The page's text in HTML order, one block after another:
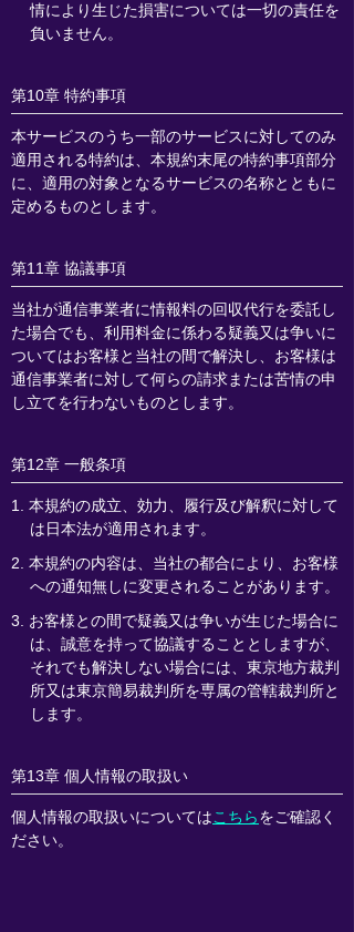
情により生じた損害については一切の責任を
負いません。
第10章 特約事項
本サービスのうち一部のサービスに対してのみ
適用される特約は、本規約末尾の特約事項部分
に、適用の対象となるサービスの名称とともに
定めるものとします。
第11章 協議事項
当社が通信事業者に情報料の回収代行を委託し
た場合でも、利用料金に係わる疑義又は争いに
ついてはお客様と当社の間で解決し、お客様は
通信事業者に対して何らの請求または苦情の申
し立てを行わないものとします。
第12章 一般条項
1. 本規約の成立、効力、履行及び解釈に対して
は日本法が適用されます。
2. 本規約の内容は、当社の都合により、お客様
への通知無しに変更されることがあります。
3. お客様との間で疑義又は争いが生じた場合に
は、誠意を持って協議することとしますが、
それでも解決しない場合には、東京地方裁判
所又は東京簡易裁判所を専属の管轄裁判所と
します。
第13章 個人情報の取扱い
個人情報の取扱いについてはこちらをご確認く
ださい。